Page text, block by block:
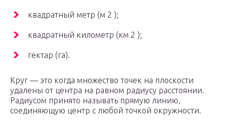
квадратный метр (м 2 );
квадратный километр (км 2 );
гектар (га).
Круг — это когда множество точек на плоскости
удалены от центра на равном радиусу расстоянии.
Радиусом принято называть прямую линию,
соединяющую центр с любой точкой окружности.